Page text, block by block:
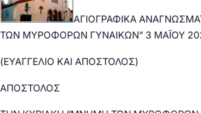
ΑΓΙΟΓΡΑΦΙΚΑ
ΤΩΝ ΜΥΡΟΦΟΡΩΝ ΓΥΝΑΙΚΩΝ” 3 ΜΑΪΟΥ
(ΕΥΑΓΓΕΛΙΟ ΚΑΙ ΑΠΟΣΤΟΛΟΣ)
ΑΠΟΣΤΟΛΟΣ